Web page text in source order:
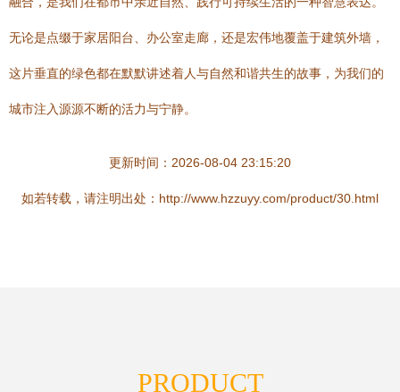
无论是点缀于家居阳台、办公室走廊，还是宏伟地覆盖于建筑外墙，
这片垂直的绿色都在默默讲述着人与自然和谐共生的故事，为我们的
城市注入源源不断的活力与宁静。
更新时间：2026-08-04 23:15:20
如若转载，请注明出处：http://www.hzzuyy.com/product/30.html
PRODUCT